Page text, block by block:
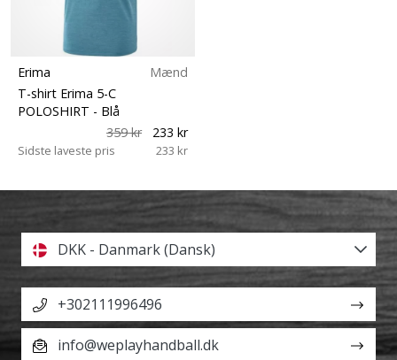
Erima
Mænd
T-shirt Erima 5-C
POLOSHIRT - Blå
359 kr
233 kr
Sidste laveste pris 233 kr
DKK - Danmark (Dansk)
+302111996496
info@weplayhandball.dk